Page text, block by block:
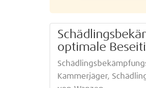
optimale
Kammerjäger,